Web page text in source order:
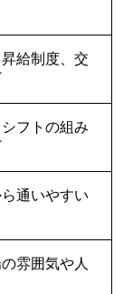
給制度、交
フトの組み
通いやすい
雰囲気や人